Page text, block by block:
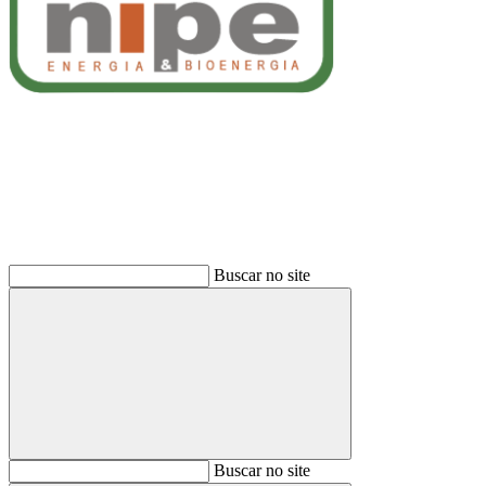
Buscar no site
BuscarBuscar no site